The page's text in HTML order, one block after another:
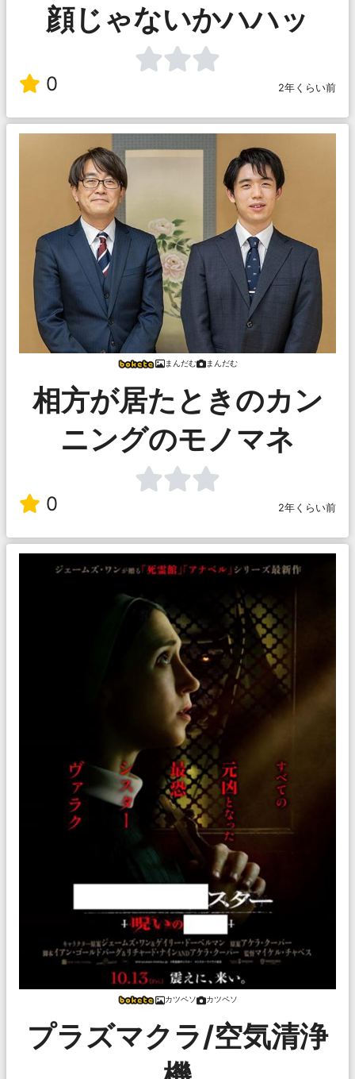
顔じゃないかハハッ
0 2年くらい前
まんだむ まんだむ
相方が居たときのカン
ニングのモノマネ
0 2年くらい前
カツペソ カツペソ
プラズマクラ/空気清浄